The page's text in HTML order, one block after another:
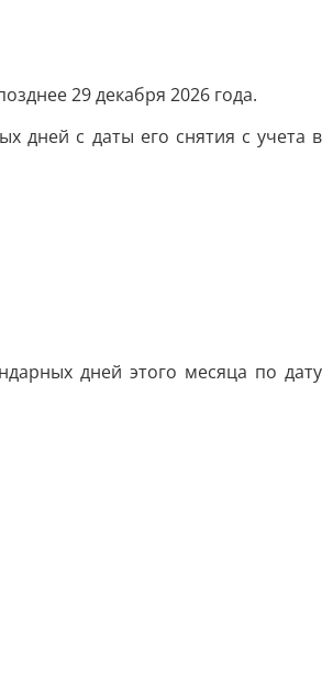
29 декабря 2026 года.
дней с даты его снятия с учета в
дней этого месяца по дату